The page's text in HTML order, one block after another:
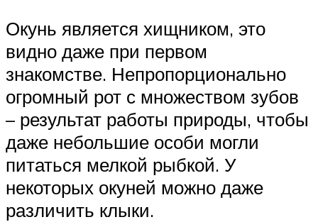
Окунь является хищником, это
видно даже при первом
знакомстве. Непропорционально
огромный рот с множеством зубов
– результат работы природы, чтобы
даже небольшие особи могли
питаться мелкой рыбкой. У
некоторых окуней можно даже
различить клыки.